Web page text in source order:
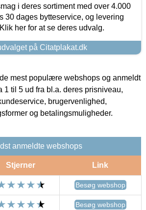
i deres sortiment med over 4.000
30 dages bytteservice, og levering
her for at se deres udvalg.
på Citatplakat.dk
mest populære webshops og anmeldt
1 til 5 ud fra bl.a. deres prisniveau,
brugervenlighed,
og betalingsmuligheder.
anmeldte webshops
Stjerner Link
Besøg webshop
Besøg webshop